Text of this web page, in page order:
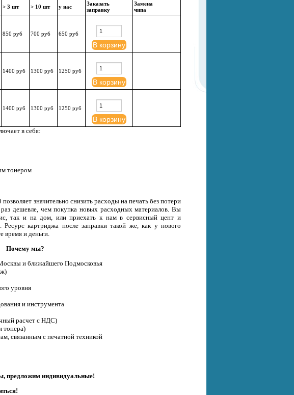
> 3 шт > 10 шт у нас
Заказать
заправку
Замена
чипа
850 руб 700 руб 650 руб
В корзину
1400 руб 1300 руб 1250 руб
В корзину
1400 руб 1300 руб 1250 руб
В корзину
в себя:
тонером
значительно снизить расходы на печать без потери
раз дешевле, чем покупка новых расходных материалов. Вы
так и на дом, или приехать к нам в сервисный цент и
Ресурс картриджа после заправки такой же, как у нового
время и деньги.
Почему мы?
и ближайшего Подмосковья
уровня
и инструмента
расчет с НДС)
тонера)
связанным с печатной техникой
предложим индивидуальные!